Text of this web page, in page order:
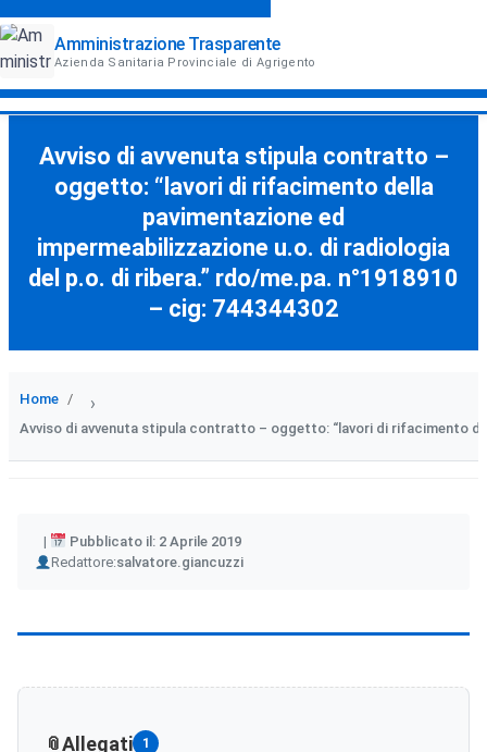
Amministrazione Trasparente
Azienda Sanitaria Provinciale di Agrigento
Avviso di avvenuta stipula contratto –
oggetto: “lavori di rifacimento della
pavimentazione ed
impermeabilizzazione u.o. di radiologia
del p.o. di ribera.” rdo/me.pa. n°1918910
– cig: 744344302
Home ›
Avviso di avvenuta stipula contratto – oggetto: “lavori di rifacimento
Pubblicato il: 2 Aprile 2019
Redattore:
Author salvatore.giancuzzi
Allegati 1